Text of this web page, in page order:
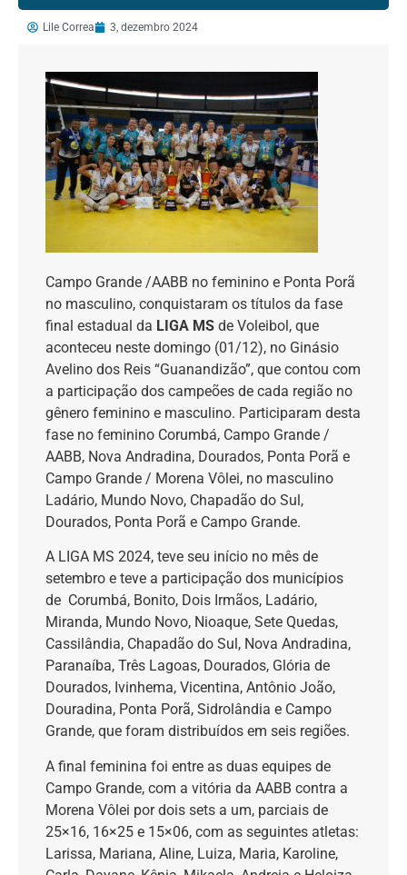
Lile Correa 3, dezembro 2024
Campo Grande /AABB no feminino e Ponta Porã
no masculino, conquistaram os títulos da fase
final estadual da LIGA MS de Voleibol, que
aconteceu neste domingo (01/12), no Ginásio
Avelino dos Reis “Guanandizão”, que contou com
a participação dos campeões de cada região no
gênero feminino e masculino. Participaram desta
fase no feminino Corumbá, Campo Grande /
AABB, Nova Andradina, Dourados, Ponta Porã e
Campo Grande / Morena Vôlei, no masculino
Ladário, Mundo Novo, Chapadão do Sul,
Dourados, Ponta Porã e Campo Grande.
A LIGA MS 2024, teve seu início no mês de
setembro e teve a participação dos municípios
de Corumbá, Bonito, Dois Irmãos, Ladário,
Miranda, Mundo Novo, Nioaque, Sete Quedas,
Cassilândia, Chapadão do Sul, Nova Andradina,
Paranaíba, Três Lagoas, Dourados, Glória de
Dourados, Ivinhema, Vicentina, Antônio João,
Douradina, Ponta Porã, Sidrolândia e Campo
Grande, que foram distribuídos em seis regiões.
A final feminina foi entre as duas equipes de
Campo Grande, com a vitória da AABB contra a
Morena Vôlei por dois sets a um, parciais de
25×16, 16×25 e 15×06, com as seguintes atletas:
Larissa, Mariana, Aline, Luiza, Maria, Karoline,